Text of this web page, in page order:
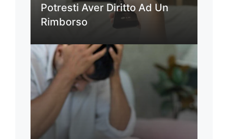
Potresti Aver Diritto Ad Un
Rimborso